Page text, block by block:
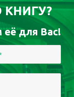
для Вас!